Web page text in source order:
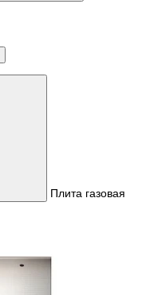
Плита газовая